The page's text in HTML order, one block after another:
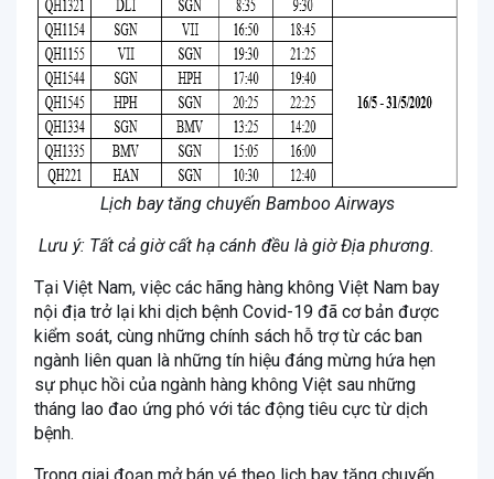
Lịch bay tăng chuyến Bamboo Airways
Lưu ý: Tất cả giờ cất hạ cánh đều là giờ Địa phương.
Tại Việt Nam, việc các hãng hàng không Việt Nam bay
nội địa trở lại khi dịch bệnh Covid-19 đã cơ bản được
kiểm soát, cùng những chính sách hỗ trợ từ các ban
ngành liên quan là những tín hiệu đáng mừng hứa hẹn
sự phục hồi của ngành hàng không Việt sau những
tháng lao đao ứng phó với tác động tiêu cực từ dịch
bệnh.